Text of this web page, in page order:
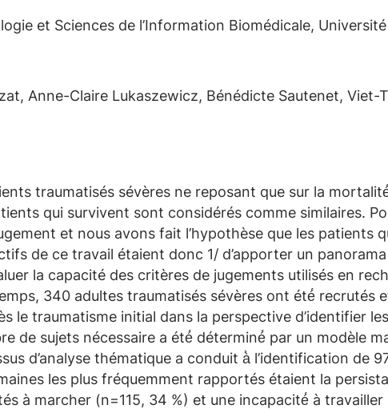
et Sciences de l’Information Biomédicale,
Anne-Claire Lukaszewicz, Bénédicte Sautenet, Viet-
traumatisés sévères ne reposant que sur la
qui survivent sont considérés comme similaires.
et nous avons fait l’hypothèse que les patients
de ce travail étaient donc 1/ d’apporter un
la capacité des critères de jugements utilisés en
340 adultes traumatisés sévères ont été́ recrutés
le traumatisme initial dans la perspective d’identifier
de sujets nécessaire a été́ déterminé́ par un modèle
d’analyse thématique a conduit à̀ l’identification de
les plus fréquemment rapportés étaient la
à marcher (n=115, 34 %) et une incapacité́ à